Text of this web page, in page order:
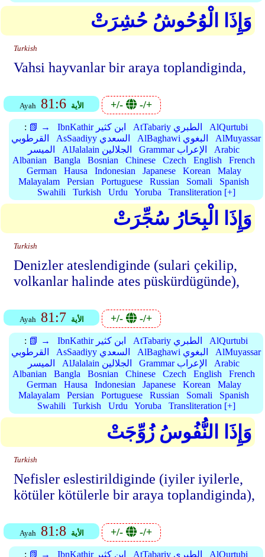
وَإِذَا الْوُحُوشُ حُشِرَتْ
Turkish
Vahsi hayvanlar bir araya toplandiginda,
Ayah 81:6 الأية +/- -/+
: 📗 → IbnKathir ابن كثير AtTabariy الطبري
AlQurtubi
القرطوبي
AsSaadiyy السعدي AlBaghawi البغوي
AlMuyassar
الميسر
AlJalalain الجلالين Grammar الإعراب
Arabic
Albanian
Bangla Bosnian Chinese Czech English
French
German
Hausa Indonesian Japanese Korean
Malay
Malayalam
Persian Portuguese Russian Somali
Spanish
Swahili
Turkish Urdu Yoruba Transliteration [+]
وَإِذَا الْبِحَارُ سُجِّرَتْ
Turkish
Denizler ateslendiginde (sulari çekilip,
volkanlar halinde ates püskürdügünde),
Ayah 81:7 الأية +/- -/+
: 📗 → IbnKathir ابن كثير AtTabariy الطبري
AlQurtubi
القرطوبي
AsSaadiyy السعدي AlBaghawi البغوي
AlMuyassar
الميسر
AlJalalain الجلالين Grammar الإعراب
Arabic
Albanian
Bangla Bosnian Chinese Czech English
French
German
Hausa Indonesian Japanese Korean
Malay
Malayalam
Persian Portuguese Russian Somali
Spanish
Swahili
Turkish Urdu Yoruba Transliteration [+]
وَإِذَا النُّفُوسُ زُوِّجَتْ
Turkish
Nefisler eslestirildiginde (iyiler iyilerle,
kötüler kötülerle bir araya toplandiginda),
Ayah 81:8 الأية +/- -/+
: 📗 → IbnKathir ابن كثير AtTabariy الطبري
AlQurtubi